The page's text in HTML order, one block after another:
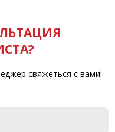
свяжеться с вами!